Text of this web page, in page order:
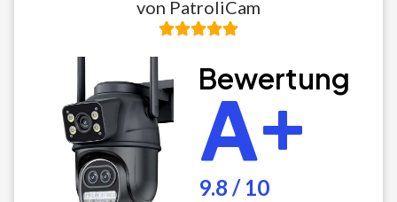
von PatroliCam
Bewertung
A+
9.8 / 10